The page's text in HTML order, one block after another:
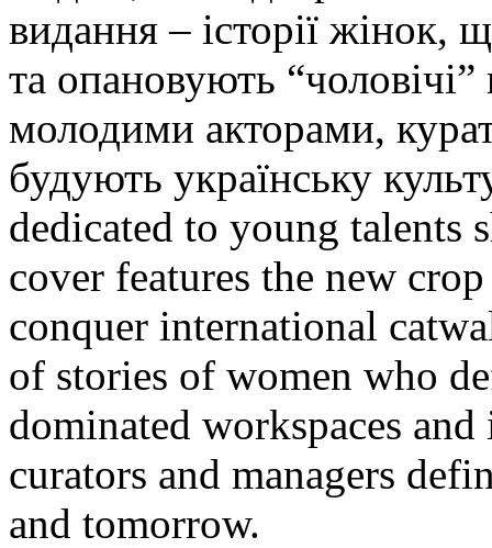
видання – історії жінок,
та опановують “чоловічі”
молодими акторами,
будують українську
dedicated to young talents
cover features the new
conquer international
of stories of women who
dominated workspaces
curators and managers
and tomorrow.